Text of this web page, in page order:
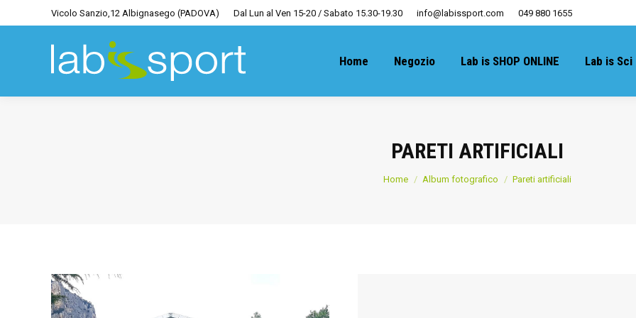
Vicolo Sanzio,12 Albignasego (PADOVA) Dal Lun al Ven 15-20 / Sabato 15.30-19.30 info@labissport.com 049 880 1655
Home Negozio Lab is SHOP ONLINE Lab is Sci
PARETI ARTIFICIALI
You are here:
Home Album fotografico Pareti artificiali